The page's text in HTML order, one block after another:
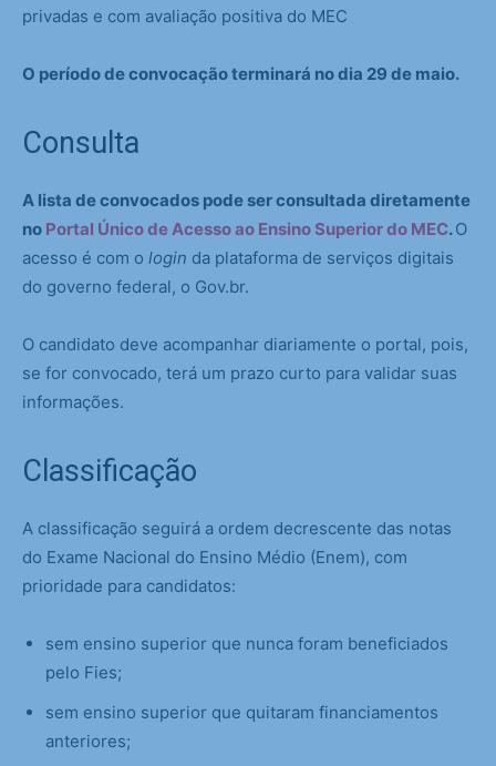
privadas e com avaliação positiva do MEC
O período de convocação terminará no dia 29 de maio.
Consulta
A lista de convocados pode ser consultada diretamente
no Portal Único de Acesso ao Ensino Superior do MEC.O
acesso é com o login da plataforma de serviços digitais
do governo federal, o Gov.br.
O candidato deve acompanhar diariamente o portal, pois,
se for convocado, terá um prazo curto para validar suas
informações.
Classificação
A classificação seguirá a ordem decrescente das notas
do Exame Nacional do Ensino Médio (Enem), com
prioridade para candidatos:
sem ensino superior que nunca foram beneficiados
pelo Fies;
sem ensino superior que quitaram financiamentos
anteriores;